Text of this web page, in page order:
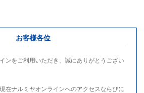
お客様各位
ンをご利用いただき、誠にありがとうござい
在ナルミヤオンラインへのアクセスならびに